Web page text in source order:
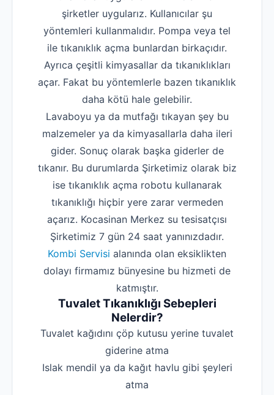
şirketler uygularız. Kullanıcılar şu
yöntemleri kullanmalıdır. Pompa veya tel
ile tıkanıklık açma bunlardan birkaçıdır.
Ayrıca çeşitli kimyasallar da tıkanıklıkları
açar. Fakat bu yöntemlerle bazen tıkanıklık
daha kötü hale gelebilir.
Lavaboyu ya da mutfağı tıkayan şey bu
malzemeler ya da kimyasallarla daha ileri
gider. Sonuç olarak başka giderler de
tıkanır. Bu durumlarda Şirketimiz olarak biz
ise tıkanıklık açma robotu kullanarak
tıkanıklığı hiçbir yere zarar vermeden
açarız. Kocasinan Merkez su tesisatçısı
Şirketimiz 7 gün 24 saat yanınızdadır.
Kombi Servisi alanında olan eksiklikten
dolayı firmamız bünyesine bu hizmeti de
katmıştır.
Tuvalet Tıkanıklığı Sebepleri
Nelerdir?
‌Tuvalet kağıdını çöp kutusu yerine tuvalet
giderine atma
‌Islak mendil ya da kağıt havlu gibi şeyleri
atma